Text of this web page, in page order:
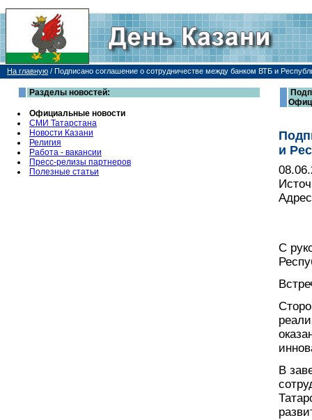
На главную / Подписано соглашение о сотрудничестве между банком ВТБ и
Разделы новостей:
Официальные новости
СМИ Татарстана
Новости Казани
Религия
Работа - вакансии
Пресс-релизы партнеров
Полезные статьи
и
С
В